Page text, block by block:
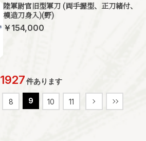
陸軍尉官旧型軍刀 (両手握型、正刀緒付、
模造刀身入)(野)
￥154,000
1927件あります
8 9 10 11